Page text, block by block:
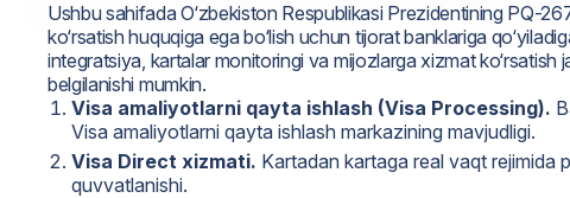
Ushbu sahifada O‘zbekiston Respublikasi Prezidentining PQ-
ko‘rsatish huquqiga ega bo‘lish uchun tijorat banklariga
integratsiya, kartalar monitoringi va mijozlarga xizmat
belgilanishi mumkin.
Visa amaliyotlarni qayta ishlash (Visa Processing).
Visa amaliyotlarni qayta ishlash markazining mavjudligi.
Visa Direct xizmati. Kartadan kartaga real vaqt rejimida
quvvatlanishi.